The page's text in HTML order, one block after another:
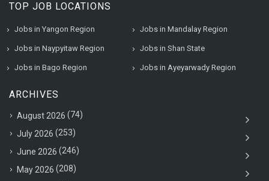
TOP JOB LOCATIONS
Jobs in Yangon Region Jobs in Mandalay Region
Jobs in Naypyitaw Region Jobs in Shan State
Jobs in Bago Region Jobs in Ayeyarwady Region
ARCHIVES
August 2026 (74)
July 2026 (253)
June 2026 (246)
May 2026 (208)